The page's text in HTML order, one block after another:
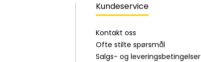
Kundeservice
Kontakt oss
Ofte stilte spørsmål
Salgs- og leveringsbetingelser